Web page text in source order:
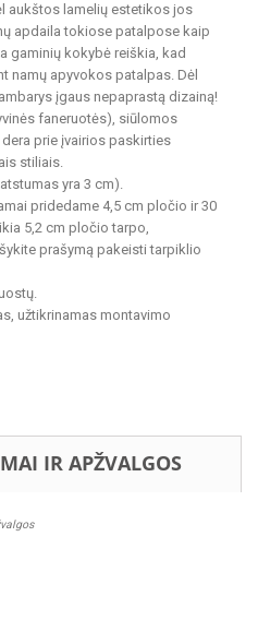
aukštos lamelių estetikos jos
apdaila tokiose patalpose kaip
gaminių kokybė reiškia, kad
namų apyvokos patalpas. Dėl
įgaus nepaprastą dizainą!
faneruotės), siūlomos
prie įvairios paskirties
stiliais.
yra 3 cm).
pridedame 4,5 cm pločio ir 30
5,2 cm pločio tarpo,
prašymą pakeisti tarpiklio
, užtikrinamas montavimo
IR APŽVALGOS